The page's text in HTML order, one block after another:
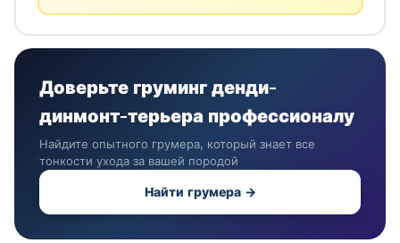
Доверьте груминг денди-
динмонт-терьера профессионалу
Найдите опытного грумера, который знает все
тонкости ухода за вашей породой
Найти грумера →